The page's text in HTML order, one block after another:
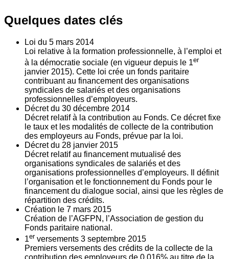
Quelques dates clés
Loi du 5 mars 2014
Loi relative à la formation professionnelle, à l’emploi et
à la démocratie sociale (en vigueur depuis le 1er
janvier 2015). Cette loi crée un fonds paritaire
contribuant au financement des organisations
syndicales de salariés et des organisations
professionnelles d’employeurs.
Décret du 30 décembre 2014
Décret relatif à la contribution au Fonds. Ce décret fixe
le taux et les modalités de collecte de la contribution
des employeurs au Fonds, prévue par la loi.
Décret du 28 janvier 2015
Décret relatif au financement mutualisé des
organisations syndicales de salariés et des
organisations professionnelles d’employeurs. Il définit
l’organisation et le fonctionnement du Fonds pour le
financement du dialogue social, ainsi que les règles de
répartition des crédits.
Création le 7 mars 2015
Création de l’AGFPN, l’Association de gestion du
Fonds paritaire national.
1er versements 3 septembre 2015
Premiers versements des crédits de la collecte de la